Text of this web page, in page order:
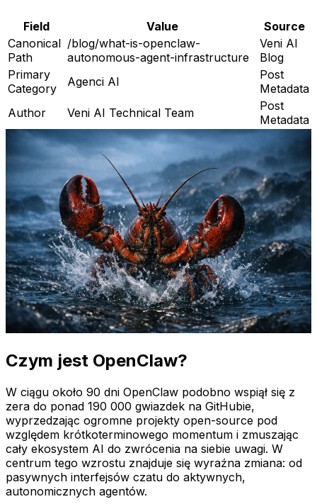
Field Value
Source
Canonical
Path
/blog/what-is-openclaw-
autonomous-agent-infrastructure
Veni AI
Blog
Primary
Category
Agenci AI
Post
Metadata
Author
Veni AI Technical Team
Post
Metadata
Czym jest OpenClaw?
W ciągu około 90 dni OpenClaw podobno wspiął się z
zera do ponad 190 000 gwiazdek na GitHubie,
wyprzedzając ogromne projekty open-source pod
względem krótkoterminowego momentum i zmuszając
cały ekosystem AI do zwrócenia na siebie uwagi. W
centrum tego wzrostu znajduje się wyraźna zmiana: od
pasywnych interfejsów czatu do aktywnych,
autonomicznych agentów.